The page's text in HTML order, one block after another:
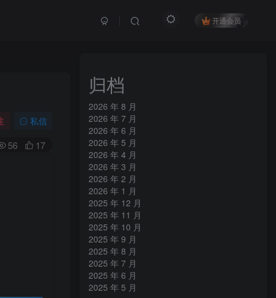
开通会员
私信
56 17
归档
2026 年 8 月
2026 年 7 月
2026 年 6 月
2026 年 5 月
2026 年 4 月
2026 年 3 月
2026 年 2 月
2026 年 1 月
2025 年 12 月
2025 年 11 月
2025 年 10 月
2025 年 9 月
2025 年 8 月
2025 年 7 月
2025 年 6 月
2025 年 5 月